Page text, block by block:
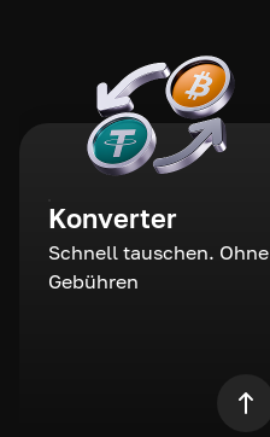
Konverter
Schnell tauschen. Ohne
Gebühren